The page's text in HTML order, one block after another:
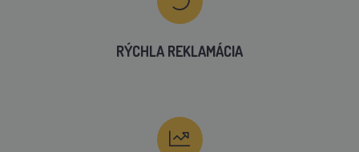
RÝCHLA REKLAMÁCIA